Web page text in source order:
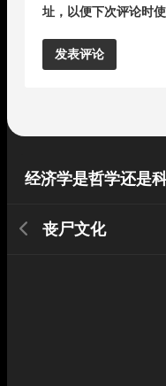
址，以便下次评论时使
经济学是哲学还是
丧尸文化